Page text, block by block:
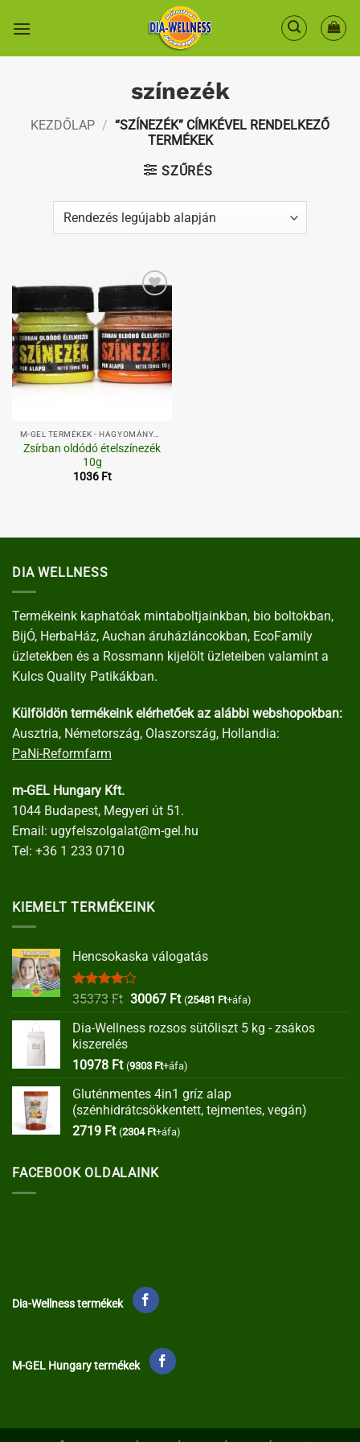
színezék
KEZDŐLAP / “SZÍNEZÉK” CÍMKÉVEL RENDELKEZŐ
TERMÉKEK
SZŰRÉS
Kedvenceimhez
Zsírban oldódó ételszínezék
10g
1036 Ft
DIA WELLNESS
Termékeink kaphatóak mintaboltjainkban, bio boltokban,
BijÓ, HerbaHáz, Auchan áruházláncokban, EcoFamily
üzletekben és a Rossmann kijelölt üzleteiben valamint a
Kulcs Quality Patikákban.
Külföldön termékeink elérhetőek az alábbi webshopokban:
Ausztria, Németország, Olaszország, Hollandia:
PaNi-Reformfarm
m-GEL Hungary Kft.
1044 Budapest, Megyeri út 51.
Email: ugyfelszolgalat@m-gel.hu
Tel: +36 1 233 0710
KIEMELT TERMÉKEINK
Hencsokaska válogatás
Értékelés:
35373Ft Original
was:
30067 FtCurrent
is:
(25481 Ft+áfa)
Dia-Wellness rozsos sütőliszt 5 kg - zsákos
kiszerelés
10978 Ft (9303 Ft+áfa)
Gluténmentes 4in1 gríz alap
(szénhidrátcsökkentett, tejmentes, vegán)
2719 Ft (2304 Ft+áfa)
FACEBOOK OLDALAINK
Dia-Wellness termékek
M-GEL Hungary termékek